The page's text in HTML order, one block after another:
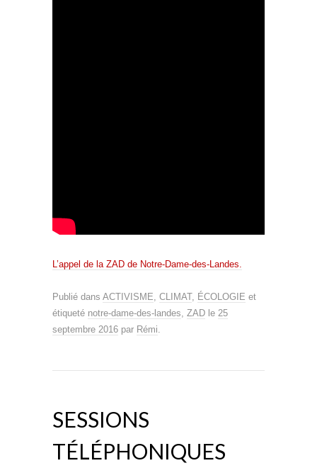
L’appel de la ZAD de Notre-Dame-des-Landes.
Publié dans ACTIVISME CLIMAT, ÉCOLOGIE et
étiqueté notre-dame-des-landes ZAD le 25
septembre 2016 par Rémi
SESSIONS
TÉLÉPHONIQUES